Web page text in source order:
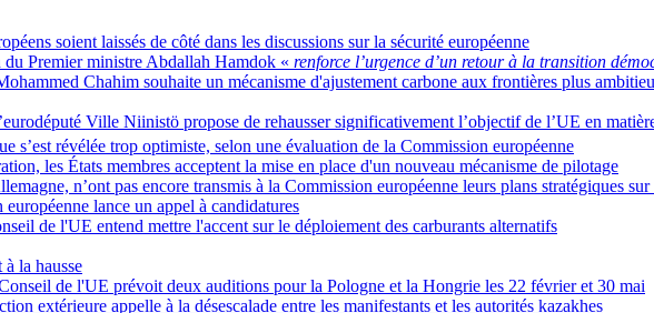
soient laissés de côté dans les discussions sur la sécurité européenne
Premier ministre Abdallah Hamdok « renforce l’urgence d’un retour à la transition
Chahim souhaite un mécanisme d'ajustement carbone aux frontières plus
Ville Niinistö propose de rehausser significativement l’objectif de l’UE en
s’est révélée trop optimiste, selon une évaluation de la Commission européenne
les États membres acceptent la mise en place d'un nouveau mécanisme de pilotage
n’ont pas encore transmis à la Commission européenne leurs plans stratégiques
européenne lance un appel à candidatures
de l'UE entend mettre l'accent sur le déploiement des carburants alternatifs
la hausse
de l'UE prévoit deux auditions pour la Pologne et la Hongrie les 22 février et 30 mai
extérieure appelle à la désescalade entre les manifestants et les autorités kazakhes